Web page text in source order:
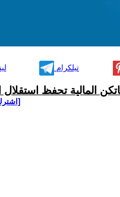
تيلكرام
المالية تحفظ